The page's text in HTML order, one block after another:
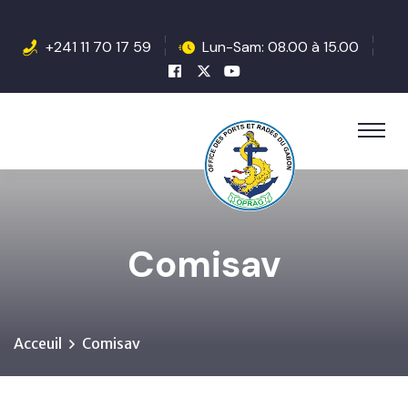
+241 11 70 17 59 Lun-Sam: 08.00 à 15.00
Comisav
Acceuil Comisav